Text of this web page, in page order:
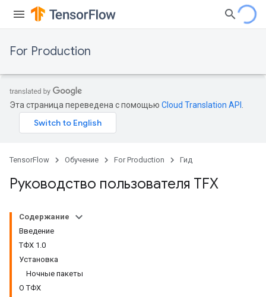
For Production
Эта страница переведена с помощью Cloud Translation API
TensorFlow Обучение For Production Гид
Руководство пользователя TFX
Содержание
Введение
ТФХ 1.0
Установка
Ночные пакеты
О ТФХ